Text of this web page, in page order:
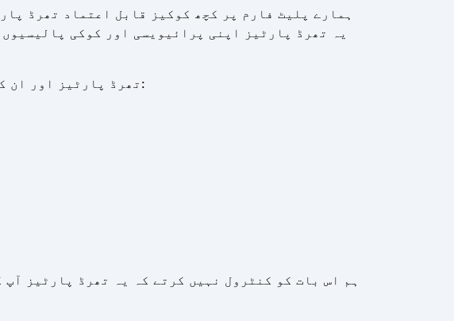
ہمارے پلیٹ فارم پر کچھ کوکیز قابل اعتماد تھرڈ
یہ تھرڈ پارٹیز اپنی پرائیویسی اور کوکی
تھرڈ پارٹیز اور ان کی کوکی پریکٹسز کی تازہ ترین فہرست کے لیے ہماری تھرڈ پارٹی کوکی لسٹ دیکھیں:
ہم اس بات کو کنٹرول نہیں کرتے کہ یہ تھرڈ پارٹیز